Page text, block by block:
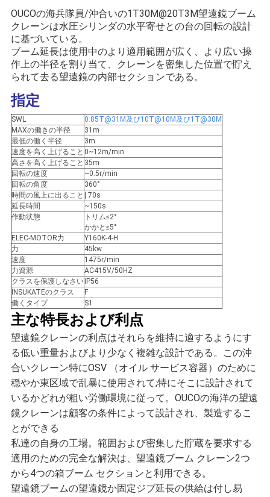
品
質
管
理
ニ
ュ
ー
ス
事
件
CONTACT
US
地
図
プ
ラ
イ
OUCOの海兵隊員/沖合いの1T30M@20T3M望遠鏡ブーム
クレーンは水圧シリンダの水平寄せとの台の回転の設計
に基づいている。
ブーム延長は使用中のより適用範囲が広く、より広い操
作上の半径を割り当て、クレーンを密集した位置で貯え
られて去る望遠鏡の内部セクションである。
指定
SWL
0.85T@31M及び10T@10M及び1T@30M
MAXの働きの半径
31m
最低の働く半径
3m
速度を高く上げること 0~12m/min
高さを高く上げること 35m
回転の速度
~0.5r/min
回転の角度
360°
時間の風上に出ること
| 70s
延長時間
~150s
作動状態
トリム≤2°
かかと≤5°
ELEC-MOTOR力
Y160K-4-H
力
45kw
速度
1475r/min
力資源
AC415V/50HZ
クラスを保護しなさい IP56
INSUKATEのクラス
F
働くタイプ
S1
主な特長および利点
望遠鏡クレーンの利点はそれらを維持に適するようにす
る低い重量およびより少なく複雑な設計である。この沖
合いクレーン特にOSV （オイル サービス容器）のために
穏やか東区域で乱暴に使用されて;特にそこに設計されて
いるかどれが粗い労働環境に従って。OUCOの海洋の望遠
鏡クレーンは顧客の条件によって設計され、製造するこ
とができる
私達の自身の工場。範囲および密集した貯蔵を要求する
適用のための完全な解決は、望遠鏡ブーム クレーン2つ
から4つの箱ブーム セクションと利用できる。
望遠鏡ブームの望遠鏡か固定ジブ延長の供給は付し易